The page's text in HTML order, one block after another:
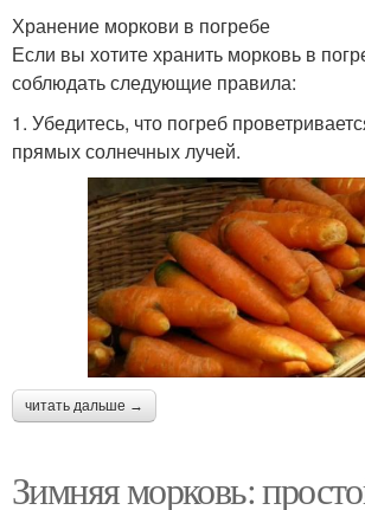
Хранение моркови в погребе
Если вы хотите хранить морковь в
соблюдать следующие правила:
1. Убедитесь, что погреб
прямых солнечных лучей.
читать дальше →
Зимняя морковь: